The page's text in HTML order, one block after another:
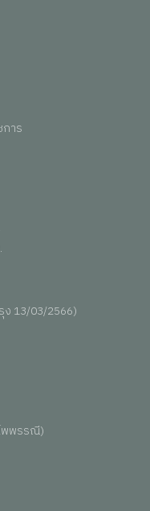
าร
13/03/2566)
พพรรณี)